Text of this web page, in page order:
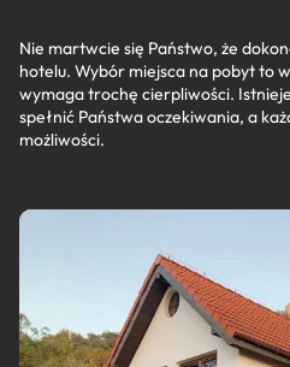
Nie martwcie się Państwo, że
hotelu. Wybór miejsca na pobyt to
wymaga trochę cierpliwości.
spełnić Państwa oczekiwania, a
możliwości.